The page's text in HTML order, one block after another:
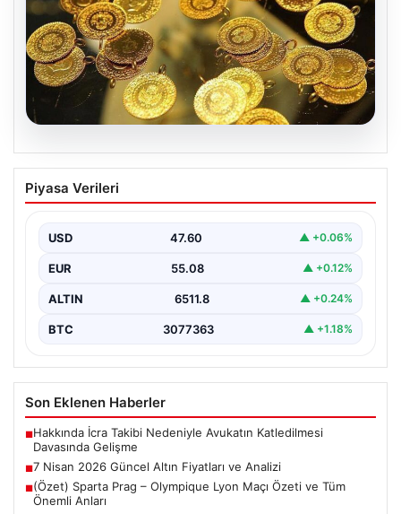
7 Nisan 2026 Güncel Altın Fiyatları ve
Analizi
bölgesel gerilimler nedeniyle dalgalı seyirler yaşamaya
devam ediyor.…
Piyasa Verileri
USD 47.60 ▲ +0.06%
EUR 55.08 ▲ +0.12%
ALTIN 6511.8 ▲ +0.24%
BTC 3077363 ▲ +1.18%
Son Eklenen Haberler
■Hakkında İcra Takibi Nedeniyle Avukatın Katledilmesi
Davasında Gelişme
■7 Nisan 2026 Güncel Altın Fiyatları ve Analizi
■(Özet) Sparta Prag – Olympique Lyon Maçı Özeti ve Tüm
Önemli Anları